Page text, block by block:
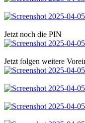
Jetzt noch die PIN
Jetzt folgen weitere